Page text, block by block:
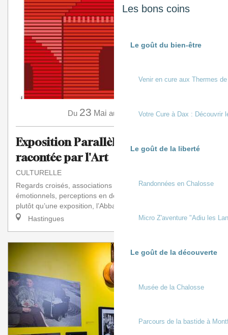
Les bons coins
Le goût du bien-être
Venir en cure aux Thermes
Votre Cure à Dax : Découvrir
Le goût de la liberté
Randonnées en Chalosse
Micro Z'aventure "Adiu les
Le goût de la découverte
Musée de la Chalosse
Parcours de la bastide à
Du 23 Mai au Octobre
Exposition Parallèle(s). Arthous
racontée par l'Art
CULTURELLE
Regards croisés, associations inattendues, carambolages
émotionnels, perceptions en décalage ou en résonance :
plutôt qu’une exposition, l’Abbaye d’Ar...
Hastingues